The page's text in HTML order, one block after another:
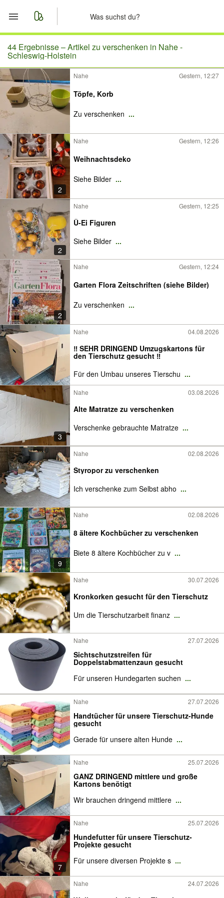
Start
Merkliste
Nachrichten
Anzeige aufgeben
44 Ergebnisse –Artikel zu verschenken in Nahe -
Schleswig-Holstein
Nahe Gestern, 12:27
Töpfe, Korb
Zu verschenken ...
2
Nahe Gestern, 12:26
Weihnachtsdeko
Siehe Bilder ...
2
Nahe Gestern, 12:25
Ü-Ei Figuren
Siehe Bilder ...
2
Nahe Gestern, 12:24
Garten Flora Zeitschriften (siehe Bilder)
Zu verschenken ...
Nahe 04.08.2026
‼️ SEHR DRINGEND Umzugskartons für
den Tierschutz gesucht ‼️
Für den Umbau unseres Tierschu ...
3
Nahe 03.08.2026
Alte Matratze zu verschenken
Verschenke gebrauchte Matratze ...
Nahe 02.08.2026
Styropor zu verschenken
Ich verschenke zum Selbst abho ...
9
Nahe 02.08.2026
8 ältere Kochbücher zu verschenken
Biete 8 ältere Kochbücher zu v ...
Nahe 30.07.2026
Kronkorken gesucht für den Tierschutz
Um die Tierschutzarbeit finanz ...
Nahe 27.07.2026
Sichtschutzstreifen für
Doppelstabmattenzaun gesucht
Für unseren Hundegarten suchen ...
Nahe 27.07.2026
Handtücher für unsere Tierschutz-Hunde
gesucht
Gerade für unsere alten Hunde ...
Nahe 25.07.2026
GANZ DRINGEND mittlere und große
Kartons benötigt
Wir brauchen dringend mittlere ...
7
Nahe 25.07.2026
Hundefutter für unsere Tierschutz-
Projekte gesucht
Für unsere diversen Projekte s ...
Nahe 24.07.2026